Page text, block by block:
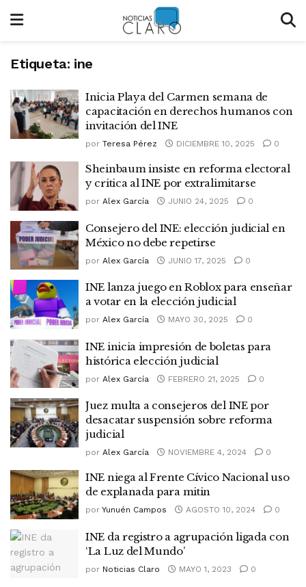
Etiqueta: ine
Inicia Playa del Carmen semana de
capacitación en derechos humanos con
invitación del INE
por Teresa Pérez DICIEMBRE 10, 2025 0
Sheinbaum insiste en reforma electoral
y critica al INE por extralimitarse
por Alex García JUNIO 24, 2025 0
Consejero del INE: elección judicial en
México no debe repetirse
por Alex García JUNIO 17, 2025 0
INE lanza juego en Roblox para enseñar
a votar en la elección judicial
por Alex García MAYO 30, 2025 0
INE inicia impresión de boletas para
histórica elección judicial
por Alex García FEBRERO 21, 2025 0
Juez multa a consejeros del INE por
desacatar suspensión sobre reforma
judicial
por Alex García NOVIEMBRE 4, 2024 0
INE niega al Frente Cívico Nacional uso
de explanada para mitin
por Yunuén Campos AGOSTO 10, 2024 0
INE da registro a agrupación ligada con
‘La Luz del Mundo’
por Noticias Claro MAYO 1, 2023 0